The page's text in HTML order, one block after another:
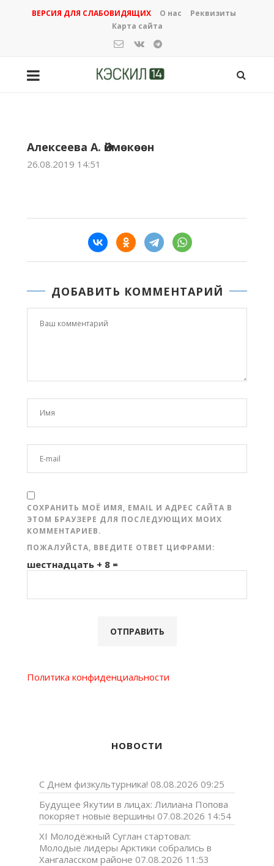
ВЕРСИЯ ДЛЯ СЛАБОВИДЯЩИХ О нас
Реквизиты
Карта сайта
Алексеева А. Өймөкөөн
26.08.2019 14:51
ДОБАВИТЬ КОММЕНТАРИЙ
СОХРАНИТЬ МОЁ ИМЯ, EMAIL И АДРЕС САЙТА В
ЭТОМ БРАУЗЕРЕ ДЛЯ ПОСЛЕДУЮЩИХ МОИХ
КОММЕНТАРИЕВ.
ПОЖАЛУЙСТА, ВВЕДИТЕ ОТВЕТ ЦИФРАМИ:
шестнадцать + 8 =
Политика конфиденциальности
НОВОСТИ
С Днем физкультурника! 08.08.2026 09:25
Будущее Якутии в лицах: Лилиана Попова
покоряет новые вершины 07.08.2026 14:54
XI Молодёжный Суглан стартовал:
Молодые лидеры Арктики собрались в
Хангаласском районе 07.08.2026 11:53